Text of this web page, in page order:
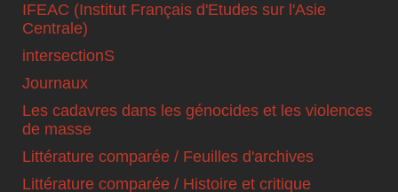
IFEAC (Institut Français d'Etudes sur l'Asie
Centrale)
intersectionS
Journaux
Les cadavres dans les génocides et les violences
de masse
Littérature comparée / Feuilles d'archives
Littérature comparée / Histoire et critique